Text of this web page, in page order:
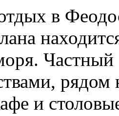
в
Частный
рядом
и